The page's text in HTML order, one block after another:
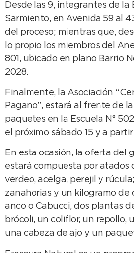
Desde las 9, integrantes de la
Sarmiento, en Avenida 59 al
del proceso; mientras que,
lo propio los miembros del
801, ubicado en plano Barrio
2028.
Finalmente, la Asociación
Pagano”, estará al frente de
paquetes en la Escuela N°
el próximo sábado 15 y a partir
En esta ocasión, la oferta del
estará compuesta por atados
verdeo, acelga, perejil y
zanahorias y un kilogramo de
anco o Cabucci, dos plantas
brócoli, un coliflor, un repollo,
una cabeza de ajo y un